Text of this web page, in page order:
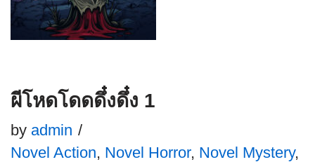
ผีโหดโดดดึ๋งดึ๋ง 1
by admin
Novel Action, Novel Horror, Novel Mystery,